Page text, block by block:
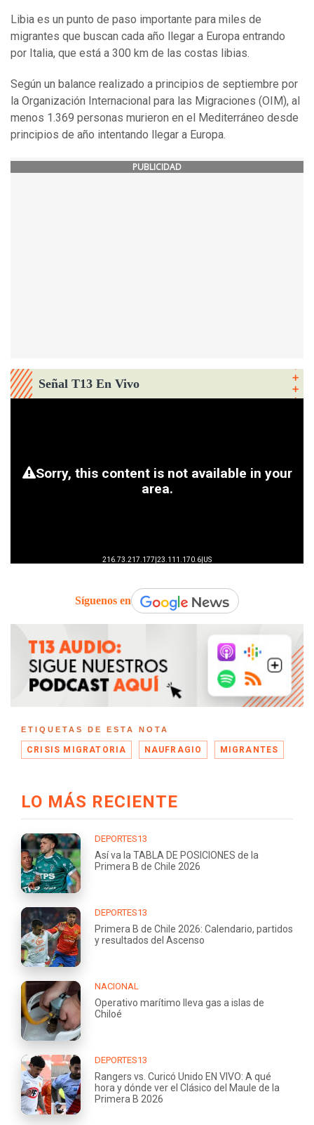
Libia es un punto de paso importante para miles de
migrantes que buscan cada año llegar a Europa entrando
por Italia, que está a 300 km de las costas libias.
Según un balance realizado a principios de septiembre por
la Organización Internacional para las Migraciones (OIM), al
menos 1.369 personas murieron en el Mediterráneo desde
principios de año intentando llegar a Europa.
PUBLICIDAD
Señal T13 En Vivo
Síguenos en
ETIQUETAS DE ESTA NOTA
CRISIS MIGRATORIA NAUFRAGIO MIGRANTES
LO MÁS RECIENTE
DEPORTES13
Así va la TABLA DE POSICIONES de la
Primera B de Chile 2026
DEPORTES13
Primera B de Chile 2026: Calendario, partidos
y resultados del Ascenso
NACIONAL
Operativo marítimo lleva gas a islas de
Chiloé
DEPORTES13
Rangers vs. Curicó Unido EN VIVO: A qué
hora y dónde ver el Clásico del Maule de la
Primera B 2026